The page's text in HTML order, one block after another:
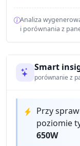
Analiza
i porównania z
Smart
porównanie z
Przy
poziomie
650W